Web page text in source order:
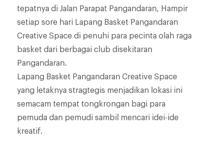
tepatnya di Jalan Parapat Pangandaran, Hampir
setiap sore hari Lapang Basket Pangandaran
Creative Space di penuhi para pecinta olah raga
basket dari berbagai club disekitaran
Pangandaran.
Lapang Basket Pangandaran Creative Space
yang letaknya stragtegis menjadikan lokasi ini
semacam tempat tongkrongan bagi para
pemuda dan pemudi sambil mencari idei-ide
kreatif.